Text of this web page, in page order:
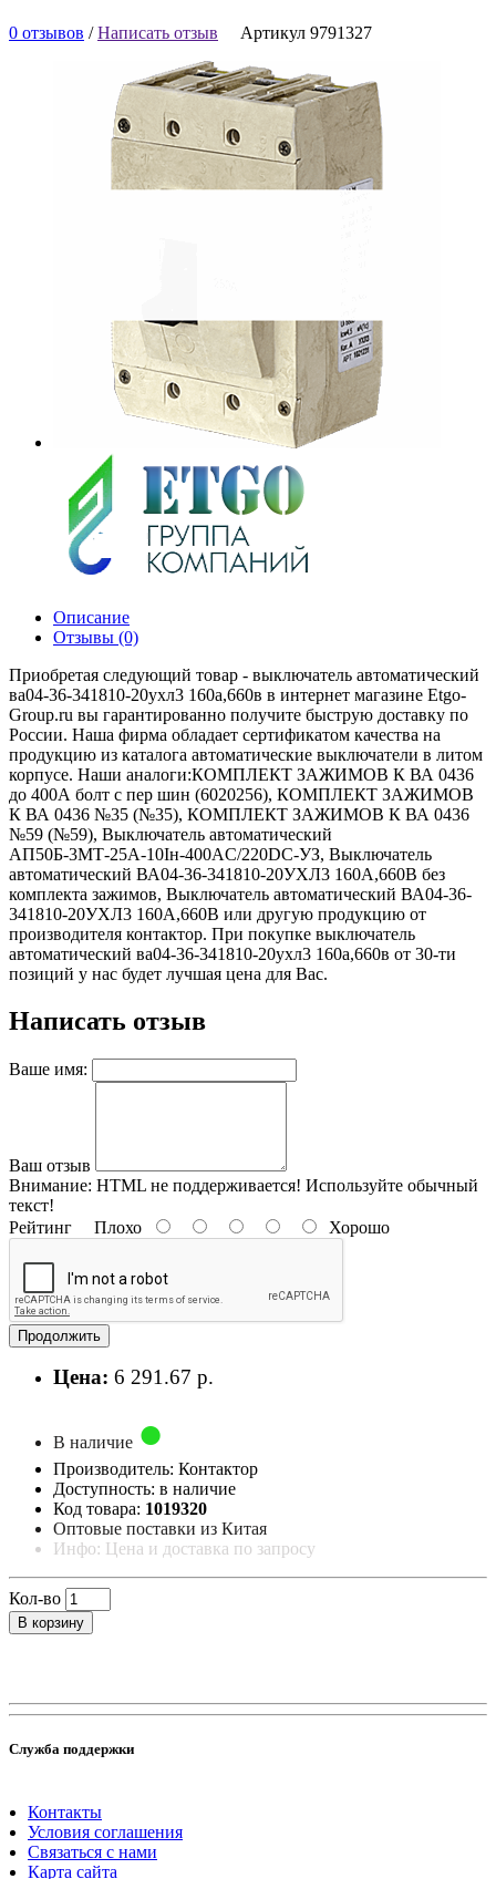
0 отзывов /Написать отзыв Артикул 9791327
Описание
Отзывы (0)
Приобретая следующий товар - выключатель автоматический
ва04-36-341810-20ухл3 160а,660в в интернет магазине Etgo-
Group.ru вы гарантированно получите быструю доставку по
России. Наша фирма обладает сертификатом качества на
продукцию из каталога автоматические выключатели в литом
корпусе. Наши аналоги:КОМПЛЕКТ ЗАЖИМОВ К ВА 0436
до 400А болт с пер шин (6020256), КОМПЛЕКТ ЗАЖИМОВ
К ВА 0436 №35 (№35), КОМПЛЕКТ ЗАЖИМОВ К ВА 0436
№59 (№59), Выключатель автоматический
АП50Б-3МТ-25А-10Iн-400AС/220DC-УЗ, Выключатель
автоматический ВА04-36-341810-20УХЛ3 160А,660В без
комплекта зажимов, Выключатель автоматический ВА04-36-
341810-20УХЛ3 160А,660В или другую продукцию от
производителя контактор. При покупке выключатель
автоматический ва04-36-341810-20ухл3 160а,660в от 30-ти
позиций у нас будет лучшая цена для Вас.
Написать отзыв
Ваше имя:
Ваш отзыв
Внимание: HTML не поддерживается! Используйте обычный
текст!
Рейтинг Плохо Хорошо
Продолжить
Цена: 6 291.67 р.
В наличие
Производитель: Контактор
Доступность: в наличие
Код товара: 1019320
Оптовые поставки из Китая
Инфо: Цена и доставка по запросу
Кол-во
В корзину
Служба поддержки
Контакты
Условия соглашения
Связаться с нами
Карта сайта